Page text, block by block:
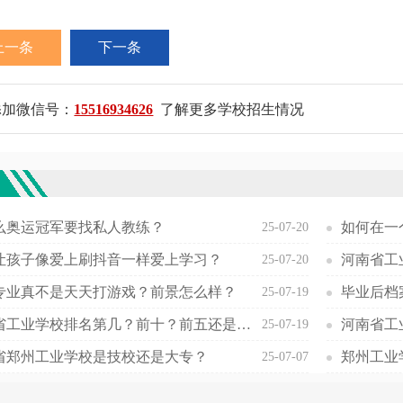
一条 下一条
微信号： 15516934626 了解更多学校招生情况
奥运冠军要找私人教练？ 25-07-20 如何在一
孩子像爱上刷抖音一样爱上学习？ 25-07-20
业真不是天天打游戏？前景怎么样？ 25-07-19 毕业后档
河南省工业学校排名第几？前十？前五还是前三 25-07-19
郑州工业学校是技校还是大专？ 25-07-07 郑州工业